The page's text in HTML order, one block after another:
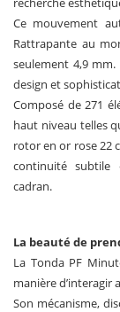
Ce mouvement
Rattrapante au
seulement 4,9
design et
Composé de 271
haut niveau telles
rotor en or rose 22
continuité subtile
cadran.
La beauté de
La Tonda PF
manière d’interagir
Son mécanisme,